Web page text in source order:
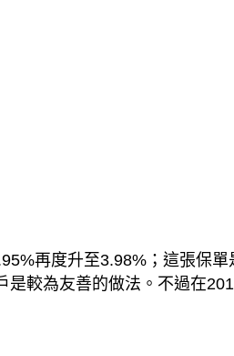
再度升至3.98%；這張保
較為友善的做法。不過在